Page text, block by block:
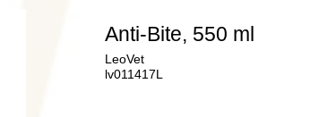
Anti-Bite, 550 ml
LeoVet
lv011417L